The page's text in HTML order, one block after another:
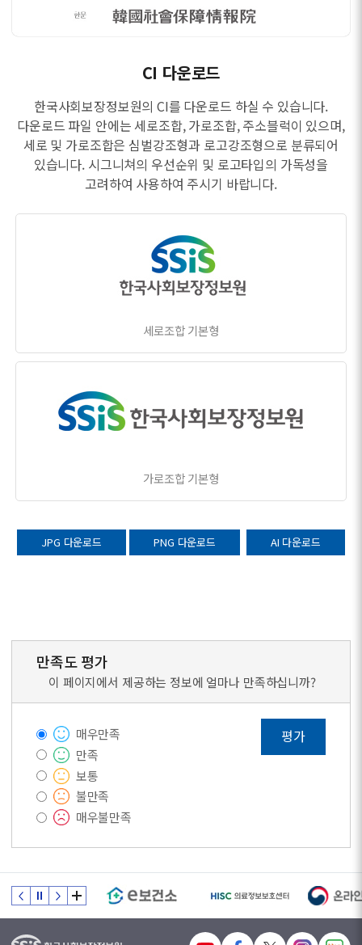
CI 다운로드
한국사회보장정보원의 CI를 다운로드 하실 수 있습니다.
다운로드 파일 안에는 세로조합, 가로조합, 주소블럭이 있으며,
세로 및 가로조합은 심벌강조형과 로고강조형으로 분류되어
있습니다. 시그니쳐의 우선순위 및 로고타입의 가독성을
고려하여 사용하여 주시기 바랍니다.
세로조합 기본형
가로조합 기본형
JPG 다운로드 PNG 다운로드 AI 다운로드
만족도 평가
이 페이지에서 제공하는 정보에 얼마나 만족하십니까?
매우만족
만족
보통
불만족
매우불만족
평가